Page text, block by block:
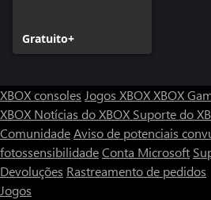
Gratuito+
XBOX consoles Jogos XBOXXBOX
XBOX Notícias do XBOX Suporte do
ComunidadeAviso de potenciais
fotossensibilidadeConta Microsoft
Devoluções Rastreamento de pedidos
Jogos